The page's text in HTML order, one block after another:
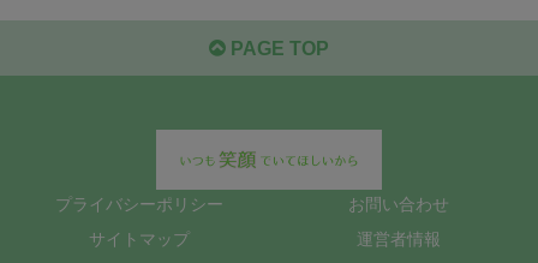
PAGE TOP
プライバシーポリシー
お問い合わせ
サイトマップ
運営者情報